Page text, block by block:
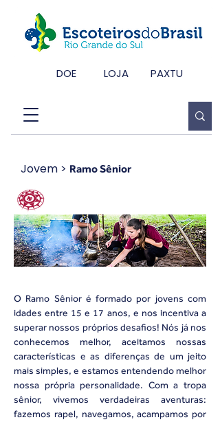
DOE LOJA PAXTU
Jovem > Ramo Sênior
O Ramo Sênior é formado por jovens com
idades entre 15 e 17 anos, e nos incentiva a
superar nossos próprios desafios! Nós já nos
conhecemos melhor, aceitamos nossas
características e as diferenças de um jeito
mais simples, e estamos entendendo melhor
nossa própria personalidade. Com a tropa
sênior, vivemos verdadeiras aventuras:
fazemos rapel, navegamos, acampamos por